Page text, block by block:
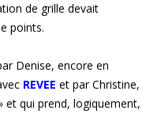
de grille devait
points.
Denise, encore en
REVEE et par Christine,
et qui prend, logiquement,